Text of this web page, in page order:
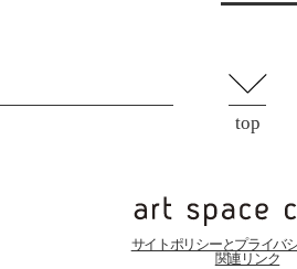
top
サイトポリシーとプライバ
関連リンク